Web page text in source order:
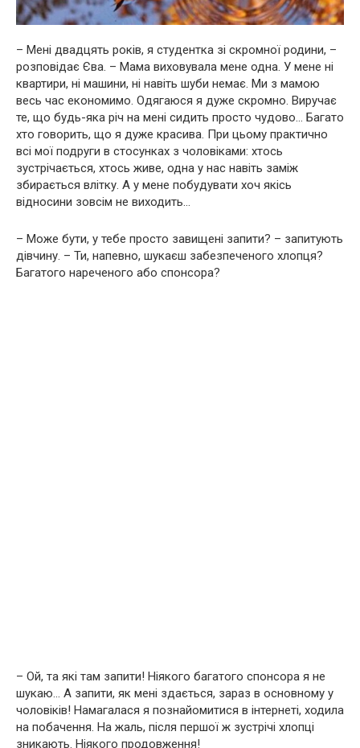
– Мені двадцять років, я студентка зі скромної родини, –
розповідає Єва. – Мама виховувала мене одна. У мене ні
квартири, ні машини, ні навіть шуби немає. Ми з мамою
весь час економимо. Одягаюся я дуже скромно. Виручає
те, що будь-яка річ на мені сидить просто чудово… Багато
хто говорить, що я дуже красива. При цьому практично
всі мої подруги в стосунках з чоловіками: хтось
зустрічається, хтось живе, одна у нас навіть заміж
збирається влітку. А у мене побудувати хоч якісь
відносини зовсім не виходить…
– Може бути, у тебе просто завищені запити? – запитують
дівчину. – Ти, напевно, шукаєш забезпеченого хлопця?
Багатого нареченого або спонсора?
– Ой, та які там запити! Ніякого багатого спонсора я не
шукаю… А запити, як мені здається, зараз в основному у
чоловіків! Намагалася я познайомитися в інтернеті, ходила
на побачення. На жаль, після першої ж зустрічі хлопці
зникають. Ніякого продовження!